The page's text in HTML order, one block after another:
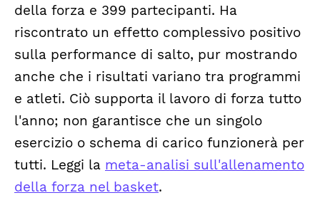
della forza e 399 partecipanti. Ha
riscontrato un effetto complessivo positivo
sulla performance di salto, pur mostrando
anche che i risultati variano tra programmi
e atleti. Ciò supporta il lavoro di forza tutto
l'anno; non garantisce che un singolo
esercizio o schema di carico funzionerà per
tutti. Leggi la meta-analisi sull'allenamento
della forza nel basket.